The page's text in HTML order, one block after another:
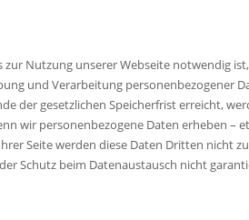
Nutzung unserer Webseite notwendig ist,
und Verarbeitung personenbezogener
der gesetzlichen Speicherfrist erreicht,
wir personenbezogene Daten erheben –
Seite werden diese Daten Dritten nicht
Schutz beim Datenaustausch nicht